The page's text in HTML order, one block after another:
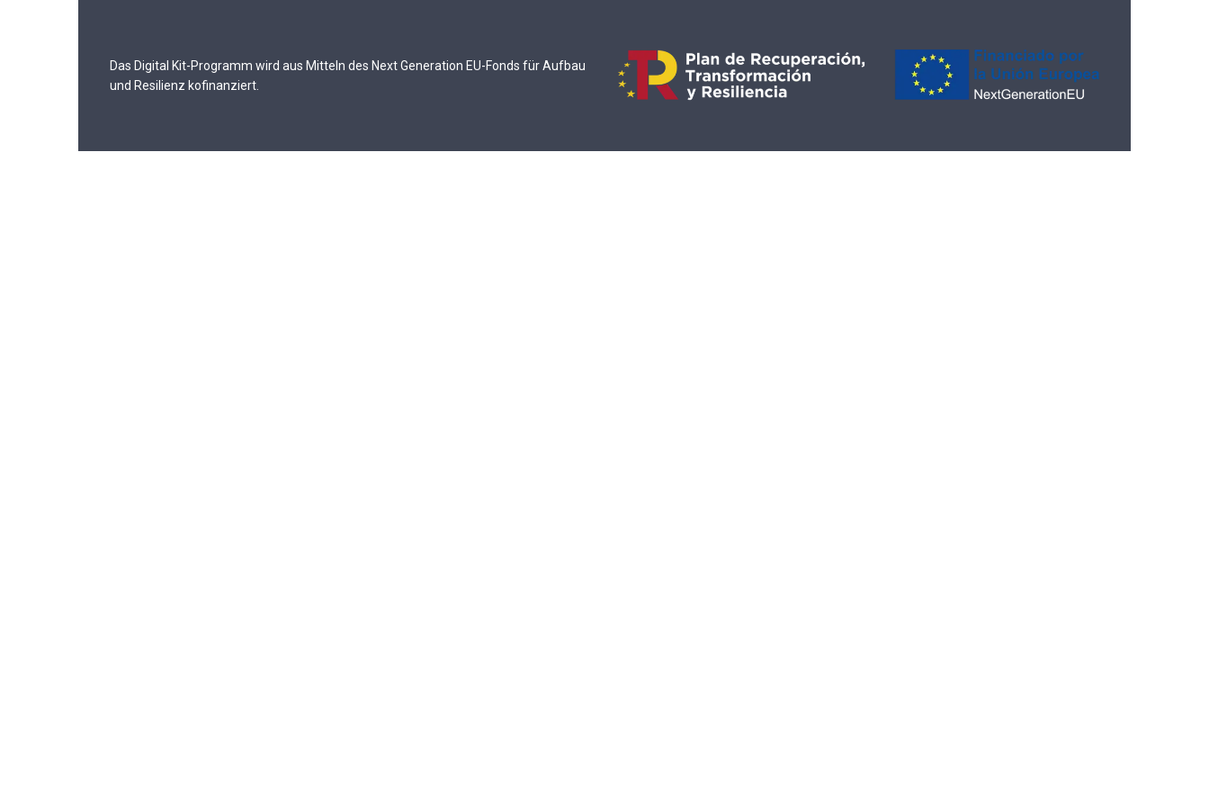
Das Digital Kit-Programm wird aus Mitteln des Next Generation EU-Fonds für Aufbau
und Resilienz kofinanziert.